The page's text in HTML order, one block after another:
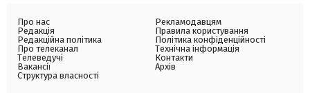
Про нас
Редакція
Редакційна політика
Про телеканал
Телеведучі
Вакансії
Структура власності
Рекламодавцям
Правила користування
Політика конфіденційності
Технічна інформація
Контакти
Архів